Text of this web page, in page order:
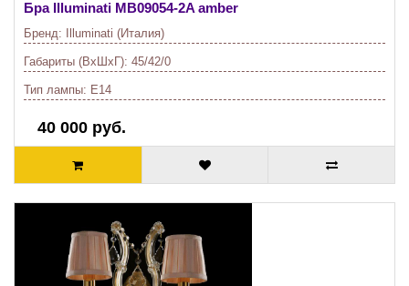
Бра Illuminati MB09054-2A amber
Бренд: Illuminati (Италия)
Габариты (ВхШхГ): 45/42/0
Тип лампы: E14
40 000 руб.